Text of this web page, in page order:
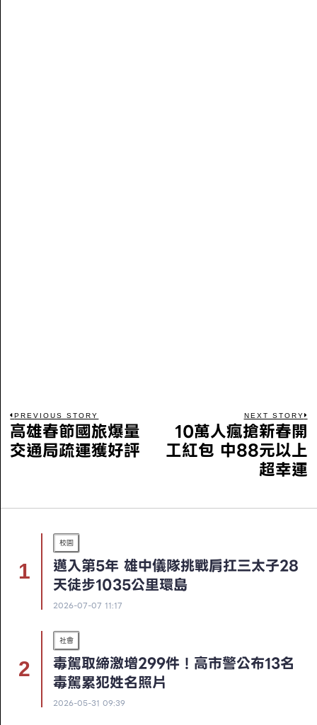
PREVIOUS STORY
高雄春節國旅爆量
交通局疏運獲好評
NEXT STORY
10萬人瘋搶新春開
工紅包 中88元以上
超幸運
校園
邁入第5年 雄中儀隊挑戰肩扛三太子28
天徒步1035公里環島
2026-07-07 11:17
社會
毒駕取締激增299件！高市警公布13名
毒駕累犯姓名照片
2026-05-31 09:39